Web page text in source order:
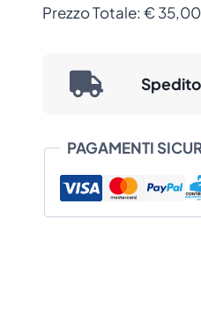
Colonnina
quantità
Prezzo Totale: € 35,00
Spedito
PAGAMENTI